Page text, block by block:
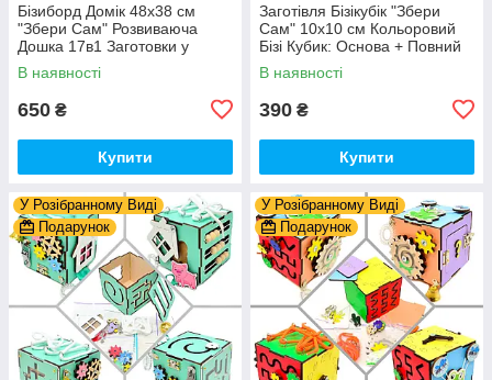
Бізиборд Домік 48x38 см
"Збери Сам" Розвиваюча
Дошка 17в1 Заготовки у
Разобранному вигляді +
Деталі та Фарба
В наявності
650 ₴
Купити
Заготівля Бізікубік "Збери
Сам" 10х10 см Кольоровий
Бізі Кубик: Основа + Повний
Комплект (в Розібраному
Виді) Кубік Бізи, Жовтий
В наявності
390 ₴
Купити
У Розібранному Виді
Подарунок
У Розібранному Виді
Подарунок